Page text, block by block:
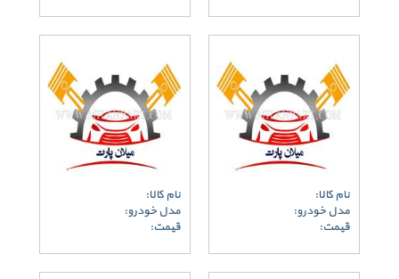
نام کالا:
مدل خودرو:
قیمت:
نام کالا:
مدل خودرو:
قیمت: